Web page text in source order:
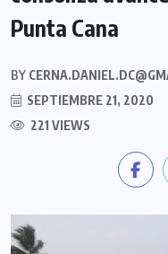
Punta Cana
BY
SEPTIEMBRE 21, 2020
221 VIEWS